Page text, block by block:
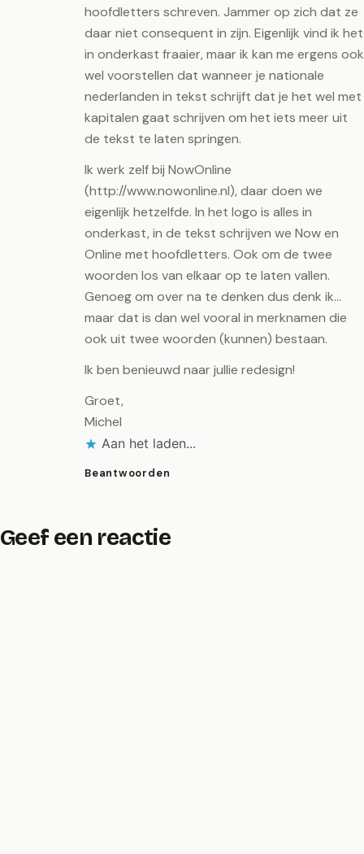
hoofdletters schreven. Jammer op zich dat ze
daar niet consequent in zijn. Eigenlijk vind ik het
in onderkast fraaier, maar ik kan me ergens ook
wel voorstellen dat wanneer je nationale
nederlanden in tekst schrijft dat je het wel met
kapitalen gaat schrijven om het iets meer uit
de tekst te laten springen.
Ik werk zelf bij NowOnline
(http://www.nowonline.nl), daar doen we
eigenlijk hetzelfde. In het logo is alles in
onderkast, in de tekst schrijven we Now en
Online met hoofdletters. Ook om de twee
woorden los van elkaar op te laten vallen.
Genoeg om over na te denken dus denk ik…
maar dat is dan wel vooral in merknamen die
ook uit twee woorden (kunnen) bestaan.
Ik ben benieuwd naar jullie redesign!
Groet,
Michel
Aan het laden...
Beantwoorden
Geef een reactie